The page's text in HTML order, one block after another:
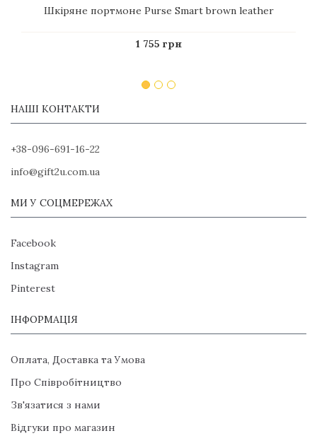
Шкіряне портмоне Purse Smart brown leather
1 755 грн
НАШІ КОНТАКТИ
+38-096-691-16-22
info@gift2u.com.ua
МИ У СОЦМЕРЕЖАХ
Facebook
Instagram
Pinterest
ІНФОРМАЦІЯ
Оплата, Доставка та Умова
Про Співробітництво
Зв'язатися з нами
Відгуки про магазин